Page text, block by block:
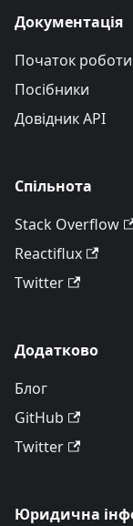
Документація
Початок роботи
Посібники
Довідник API
Спільнота
Stack Overflow
Reactiflux
Twitter
Додатково
Блог
GitHub
Twitter
Юридична